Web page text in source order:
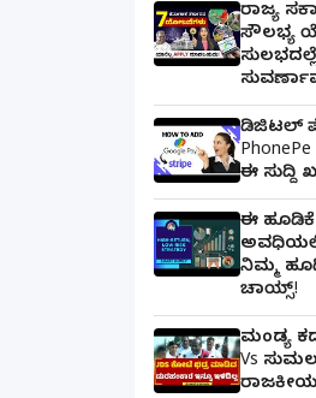
ರಾಜ್ಯ
ಸೌಲಭ್ಯ
ಡಿಜಿಟಲ್
ಈ ಸುದ್ದಿ
ಈ
ಅವಧಿಯಲ್ಲಿ
ನಿಮ್ಮ
ಚಾಯ್ಸ್‌!
ಮಂಡ್ಯ
Vs